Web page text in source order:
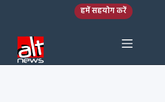
हमें सहयोग करें